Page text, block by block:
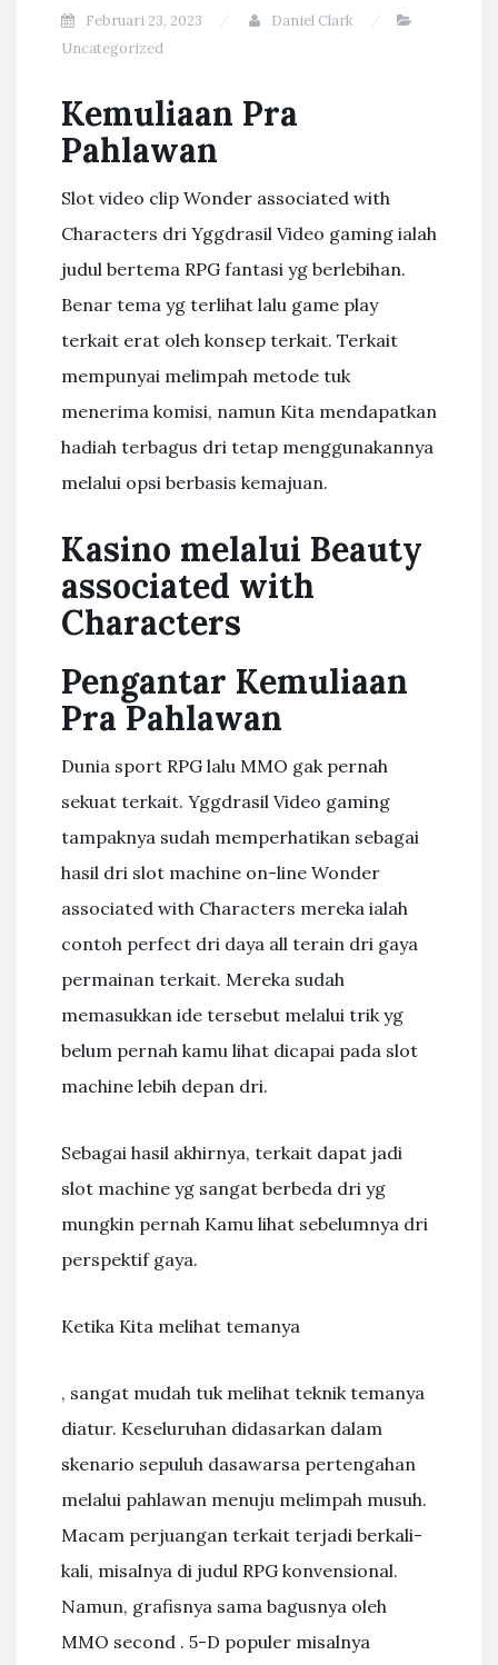
Februari 23, 2023
Daniel Clark
Uncategorized
Kemuliaan Pra
Pahlawan
Slot video clip Wonder associated with
Characters dri Yggdrasil Video gaming ialah
judul bertema RPG fantasi yg berlebihan.
Benar tema yg terlihat lalu game play
terkait erat oleh konsep terkait. Terkait
mempunyai melimpah metode tuk
menerima komisi, namun Kita mendapatkan
hadiah terbagus dri tetap menggunakannya
melalui opsi berbasis kemajuan.
Kasino melalui Beauty
associated with
Characters
Pengantar Kemuliaan
Pra Pahlawan
Dunia sport RPG lalu MMO gak pernah
sekuat terkait. Yggdrasil Video gaming
tampaknya sudah memperhatikan sebagai
hasil dri slot machine on-line Wonder
associated with Characters mereka ialah
contoh perfect dri daya all terain dri gaya
permainan terkait. Mereka sudah
memasukkan ide tersebut melalui trik yg
belum pernah kamu lihat dicapai pada slot
machine lebih depan dri.
Sebagai hasil akhirnya, terkait dapat jadi
slot machine yg sangat berbeda dri yg
mungkin pernah Kamu lihat sebelumnya dri
perspektif gaya.
Ketika Kita melihat temanya
, sangat mudah tuk melihat teknik temanya
diatur. Keseluruhan didasarkan dalam
skenario sepuluh dasawarsa pertengahan
melalui pahlawan menuju melimpah musuh.
Macam perjuangan terkait terjadi berkali-
kali, misalnya di judul RPG konvensional.
Namun, grafisnya sama bagusnya oleh
MMO second . 5-D populer misalnya